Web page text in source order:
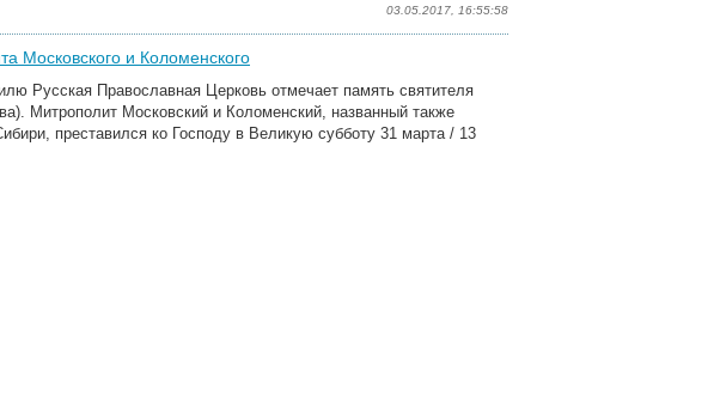
03.05.2017, 16:55:58
Московского и Коломенского
Русская Православная Церковь отмечает память святителя
Митрополит Московский и Коломенский, названный также
преставился ко Господу в Великую субботу 31 марта / 13